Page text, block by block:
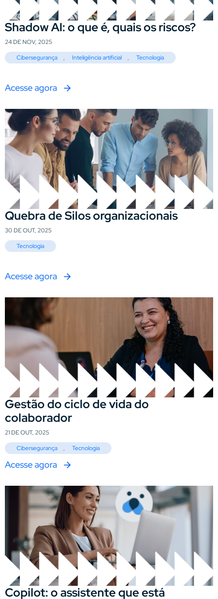
Shadow AI: o que é, quais os riscos?
24 DE NOV, 2025
Cibersegurança
, Inteligência artificial , Tecnologia
Acesse agora
Quebra de Silos organizacionais
30 DE OUT, 2025
Tecnologia
Acesse agora
Gestão do ciclo de vida do
colaborador
21 DE OUT, 2025
Cibersegurança
, Tecnologia
Acesse agora
Copilot: o assistente que está